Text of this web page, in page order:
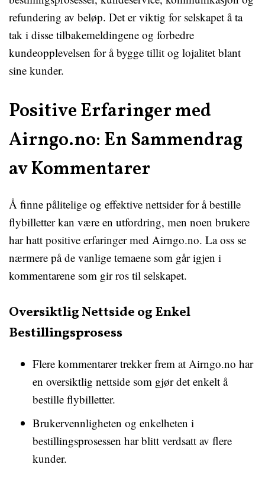
refundering av beløp. Det er viktig for selskapet å ta
tak i disse tilbakemeldingene og forbedre
kundeopplevelsen for å bygge tillit og lojalitet blant
sine kunder.
Positive Erfaringer med
Airngo.no: En Sammendrag
av Kommentarer
Å finne pålitelige og effektive nettsider for å bestille
flybilletter kan være en utfordring, men noen brukere
har hatt positive erfaringer med Airngo.no. La oss se
nærmere på de vanlige temaene som går igjen i
kommentarene som gir ros til selskapet.
Oversiktlig Nettside og Enkel
Bestillingsprosess
Flere kommentarer trekker frem at Airngo.no har
en oversiktlig nettside som gjør det enkelt å
bestille flybilletter.
Brukervennligheten og enkelheten i
bestillingsprosessen har blitt verdsatt av flere
kunder.